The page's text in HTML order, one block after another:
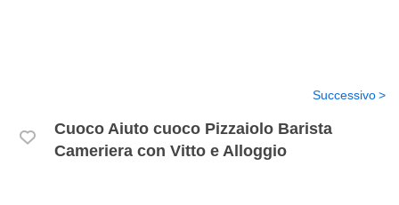
Cuoco Aiuto cuoco Pizzaiolo Barista
Cameriera con Vitto e Alloggio
Successivo